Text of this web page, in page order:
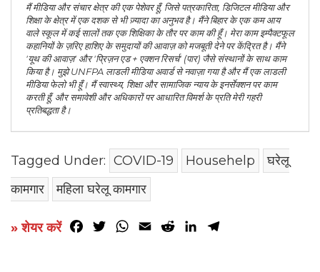
मैं मीडिया और संचार क्षेत्र की एक पेशेवर हूँ, जिसे पत्रकारिता, डिजिटल मीडिया और
शिक्षा के क्षेत्र में एक दशक से भी ज़्यादा का अनुभव है। मैंने बिहार के एक कम आय
वाले स्कूल में कई सालों तक एक शिक्षिका के तौर पर काम की हूँ। मेरा काम इम्पैक्टफूल
कहानियों के ज़रिए हाशिए के समुदायों की आवाज़ को मजबूती देने पर केंद्रित है। मैंने
'यूथ की आवाज़' और 'प्रिज़न एड + एक्शन रिसर्च' (पार) जैसे संस्थानों के साथ काम
किया है। मुझे UNFPA लाडली मीडिया अवार्ड से नवाज़ा गया है और मैं एक लाडली
मीडिया फेलो भी हूँ। मैं स्वास्थ्य, शिक्षा और सामाजिक न्याय के इनर्सेक्शन पर काम
करती हूँ, और समावेशी और अधिकारों पर आधारित विमर्श के प्रति मेरी गहरी
प्रतिबद्धता है।
Tagged Under: COVID-19 Househelp
घरेलू
कामगार
महिला घरेलू कामगार
» शेयर करें Facebook
TwitterWhatsApp
Email RedditLinkedIn